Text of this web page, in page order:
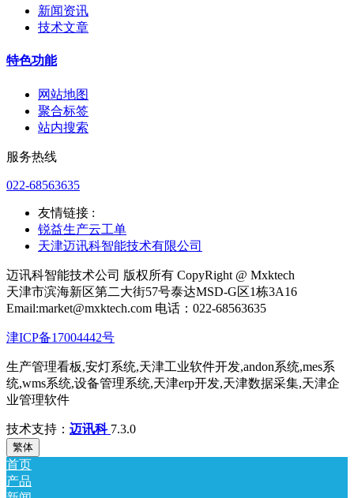
新闻资讯
技术文章
特色功能
网站地图
聚合标签
站内搜索
服务热线
022-68563635
友情链接 :
锐益生产云工单
天津迈讯科智能技术有限公司
迈讯科智能技术公司 版权所有 CopyRight @ Mxktech
天津市滨海新区第二大街57号泰达MSD-G区1栋3A16
Email:market@mxktech.com 电话：022-68563635
津ICP备17004442号
生产管理看板,安灯系统,天津工业软件开发,andon系统,mes系
统,wms系统,设备管理系统,天津erp开发,天津数据采集,天津企
业管理软件
技术支持： 迈讯科 7.3.0
繁体
首页
产品